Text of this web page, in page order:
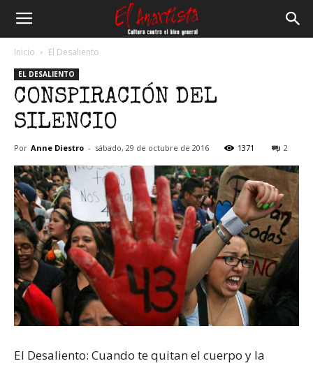
Anartista
Inicio El Desaliento
EL DESALIENTO
CONSPIRACIÓN DEL
SILENCIO
Por Anne Diestro - sábado, 29 de octubre de 2016 1371 2
El Desaliento: Cuando te quitan el cuerpo y la